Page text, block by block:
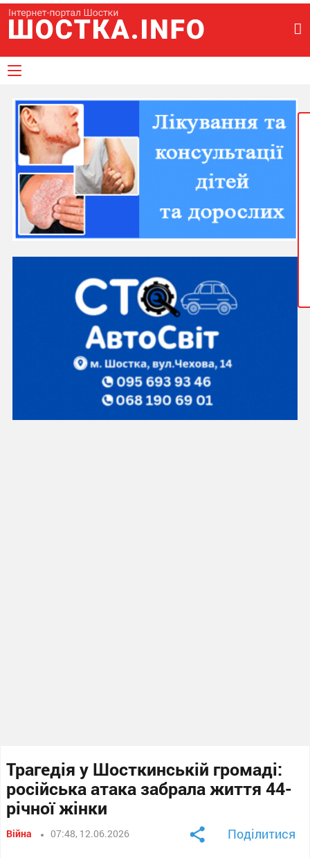
Трагедія у Шосткинській громаді:
російська атака забрала життя 44-
річної жінки
Війна 07:48, 12.06.2026 Поділитися